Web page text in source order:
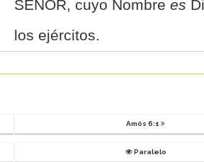
SEÑOR, cuyo Nombrees
los ejércitos.
Amós 6:1
Paralelo